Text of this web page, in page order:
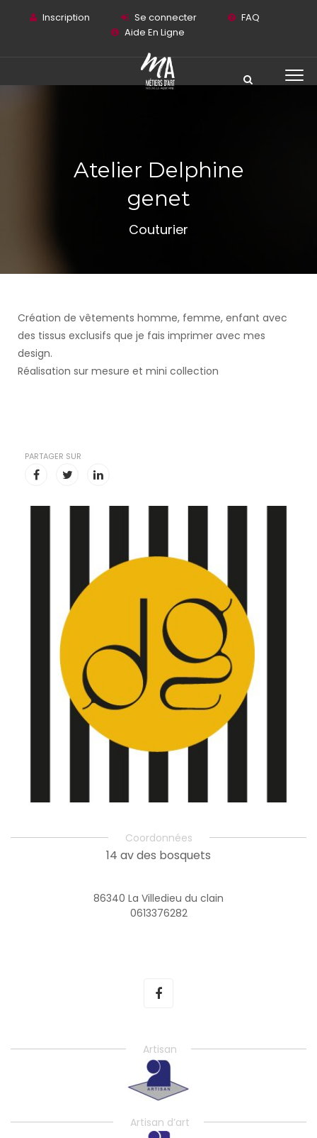
Inscription Se connecter
FAQ
Aide En Ligne
Atelier Delphine
genet
Couturier
Coordonnées
14 av des bosquets
86340 La Villedieu du clain
0613376282
Artisan
Artisan d’art
Création de vêtements homme, femme, enfant avec
des tissus exclusifs que je fais imprimer avec mes
design.
Réalisation sur mesure et mini collection
PARTAGER SUR